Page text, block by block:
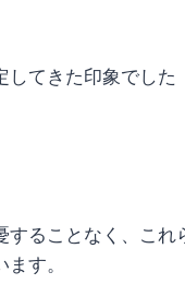
してきた印象でした
することなく、これ
す。